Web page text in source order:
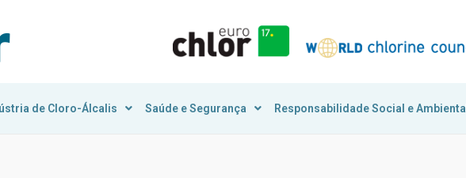
de Cloro-Álcalis Saúde e Segurança Responsabilidade Social e Ambiental